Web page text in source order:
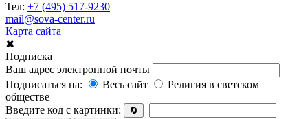
Тел: +7 (495) 517-9230
mail@sova-center.ru
Карта сайта
✖
Подписка
Ваш адрес электронной почты
Подписаться на:
Весь сайт
Религия в светском
обществе
Введите код с картинки:
🔄